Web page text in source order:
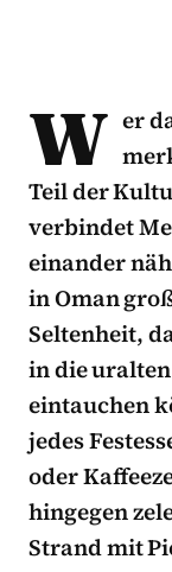
W er
Teil der
verbindet
einander
in Oman
Seltenheit,
in die
eintauchen
jedes
oder
hingegen
Strand mit